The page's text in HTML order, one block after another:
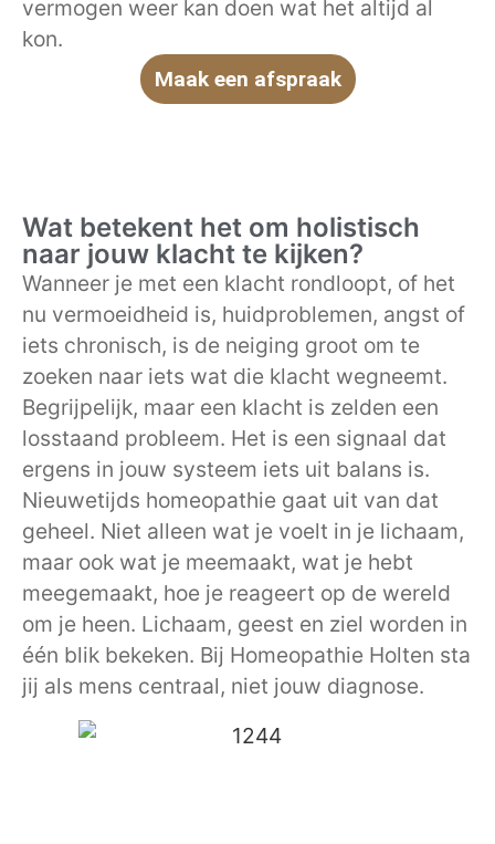
vermogen weer kan doen wat het altijd al
kon.
Maak een afspraak
Wat betekent het om holistisch
naar jouw klacht te kijken?
Wanneer je met een klacht rondloopt, of het
nu vermoeidheid is, huidproblemen, angst of
iets chronisch, is de neiging groot om te
zoeken naar iets wat die klacht wegneemt.
Begrijpelijk, maar een klacht is zelden een
losstaand probleem. Het is een signaal dat
ergens in jouw systeem iets uit balans is.
Nieuwetijds homeopathie gaat uit van dat
geheel. Niet alleen wat je voelt in je lichaam,
maar ook wat je meemaakt, wat je hebt
meegemaakt, hoe je reageert op de wereld
om je heen. Lichaam, geest en ziel worden in
één blik bekeken. Bij Homeopathie Holten sta
jij als mens centraal, niet jouw diagnose.